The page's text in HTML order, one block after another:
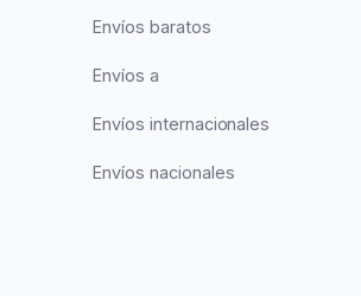
Envíos baratos
Envíos a
Envíos internacionales
Envíos nacionales